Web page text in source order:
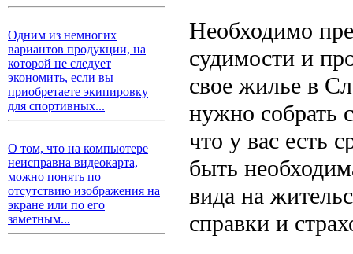
Одним из немногих
вариантов продукции, на
которой не следует
экономить, если вы
приобретаете экипировку
для спортивных...
О том, что на компьютере
неисправна видеокарта,
можно понять по
отсутствию изображения на
экране или по его
заметным...
Необходимо
судимости и
свое жилье в
нужно собрать
что у вас есть
быть
вида на
справки и